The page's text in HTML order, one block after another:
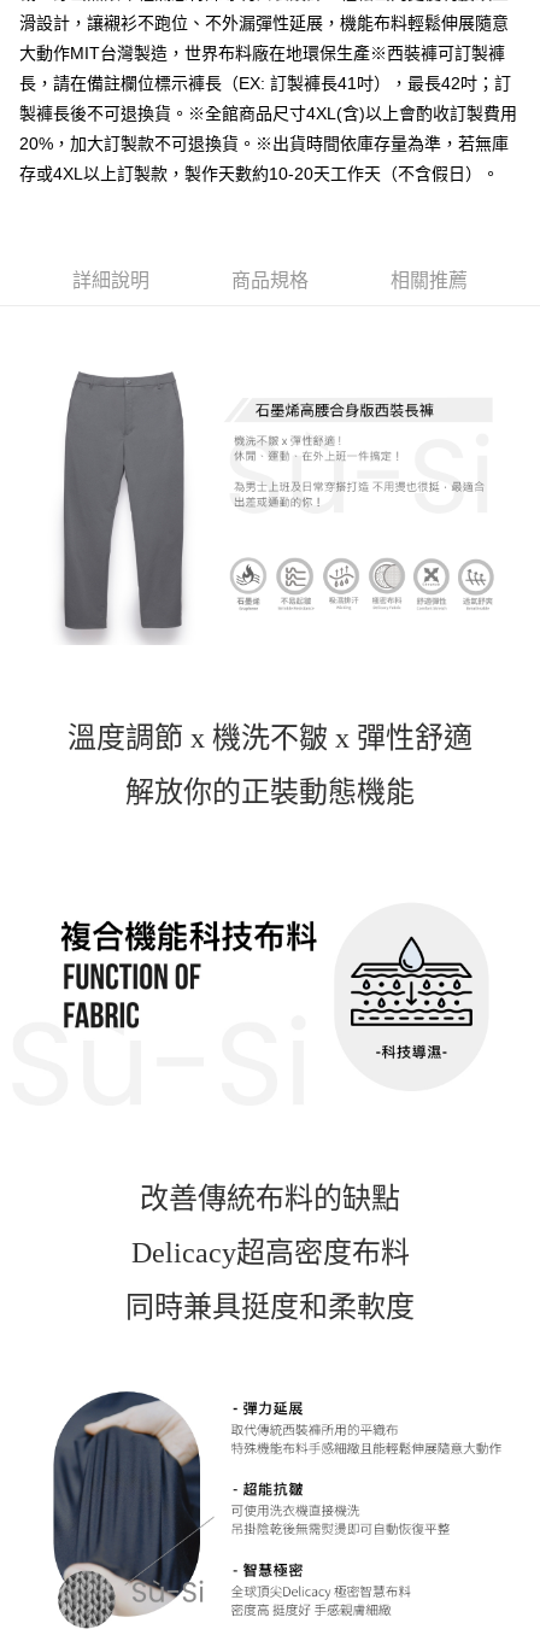
全家取貨付款
每筆NT$60，滿NT$1,000(含以上)免運費
付款後全家取貨
7-11取貨付款
每筆NT$60，滿NT$1,000(含以上)免運費
離島宅配
每筆NT$120，滿NT$1,000(含以上)免運費
國家/地區配送 查看運費
滑設計，讓襯衫不跑位、不外漏彈性延展，機能布料輕鬆伸展隨意
大動作MIT台灣製造，世界布料廠在地環保生產※西裝褲可訂製褲
長，請在備註欄位標示褲長（EX: 訂製褲長41吋），最長42吋；訂
製褲長後不可退換貨。※全館商品尺寸4XL(含)以上會酌收訂製費用
20%，加大訂製款不可退換貨。※出貨時間依庫存量為準，若無庫
存或4XL以上訂製款，製作天數約10-20天工作天（不含假日）。
詳細說明 商品規格 相關推薦
溫度調節 x 機洗不皺 x 彈性舒適
解放你的正裝動態機能
改善傳統布料的缺點
Delicacy超高密度布料
同時兼具挺度和柔軟度